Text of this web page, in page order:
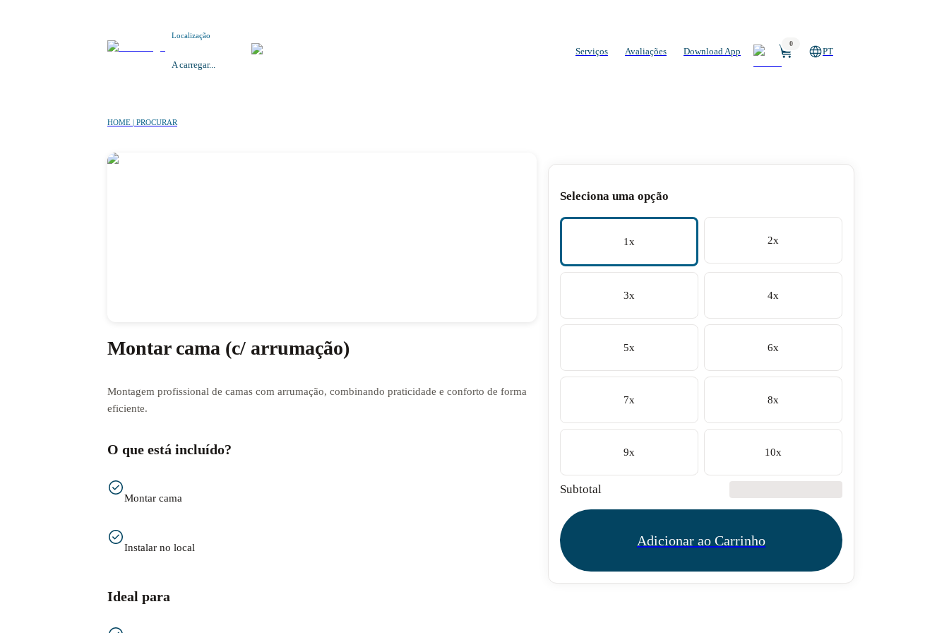
Localização
A carregar...
Serviços Avaliações Download App
0
PT
HOME | PROCURAR
Montar cama (c/ arrumação)
Montagem profissional de camas com arrumação, combinando praticidade e conforto de forma
eficiente.
O que está incluído?
Montar cama
Instalar no local
Ideal para
Seleciona uma opção
1x 2x
3x 4x
5x 6x
7x 8x
9x 10x
Subtotal
Adicionar ao Carrinho